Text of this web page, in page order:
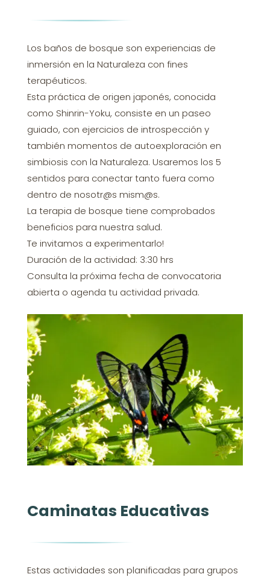
Los baños de bosque son experiencias de
inmersión en la Naturaleza con fines
terapéuticos.
Esta práctica de origen japonés, conocida
como Shinrin-Yoku, consiste en un paseo
guiado, con ejercicios de introspección y
también momentos de autoexploración en
simbiosis con la Naturaleza. Usaremos los 5
sentidos para conectar tanto fuera como
dentro de nosotr@s mism@s.
La terapia de bosque tiene comprobados
beneficios para nuestra salud.
Te invitamos a experimentarlo!
Duración de la actividad: 3:30 hrs
Consulta la próxima fecha de convocatoria
abierta o agenda tu actividad privada.
Caminatas Educativas
Estas actividades son planificadas para grupos